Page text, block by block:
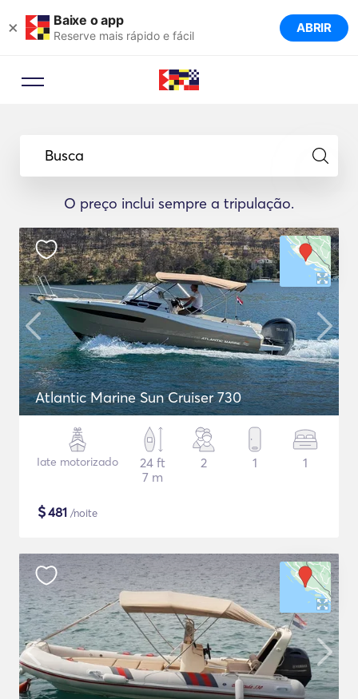
× Baixe o app
Reserve mais rápido e fácil ABRIR
Busca
O preço inclui sempre a tripulação.
Atlantic Marine Sun Cruiser 730
Iate motorizado
24 ft
7 m
2 1 1
$481 /noite